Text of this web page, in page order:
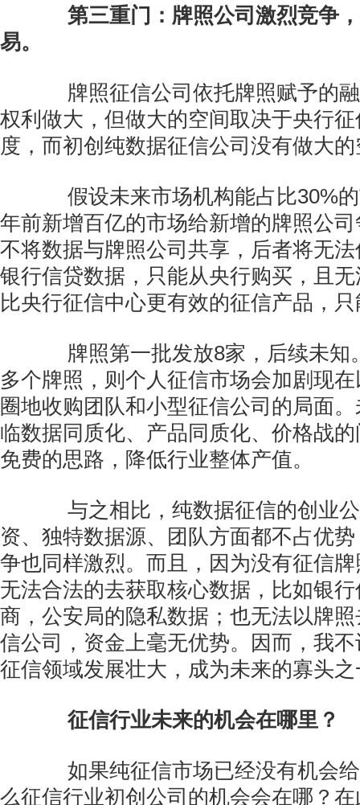
第三重门：牌照公司激烈竞争
易。
牌照征信公司依托牌照赋予的融
权利做大，但做大的空间取决于央行
度，而初创纯数据征信公司没有做大
假设未来市场机构能占比30%的
年前新增百亿的市场给新增的牌照公
不将数据与牌照公司共享，后者将无
银行信贷数据，只能从央行购买，且
比央行征信中心更有效的征信产品，
牌照第一批发放8家，后续未知
多个牌照，则个人征信市场会加剧现
圈地收购团队和小型征信公司的局面
临数据同质化、产品同质化、价格战
免费的思路，降低行业整体产值。
与之相比，纯数据征信的创业公
资、独特数据源、团队方面都不占优
争也同样激烈。而且，因为没有征信
无法合法的去获取核心数据，比如银
商，公安局的隐私数据；也无法以牌
信公司，资金上毫无优势。因而，我
征信领域发展壮大，成为未来的寡头
征信行业未来的机会在哪里？
如果纯征信市场已经没有机会给
么征信行业初创公司的机会会在哪？